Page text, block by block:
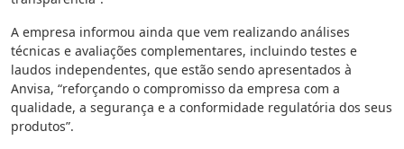
A empresa informou ainda que vem realizando análises
técnicas e avaliações complementares, incluindo testes e
laudos independentes, que estão sendo apresentados à
Anvisa, “reforçando o compromisso da empresa com a
qualidade, a segurança e a conformidade regulatória dos seus
produtos”.